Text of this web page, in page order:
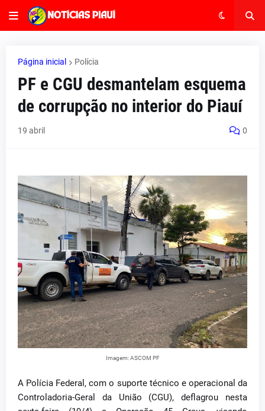
Página inicial Polícia
PF e CGU desmantelam esquema
de corrupção no interior do Piauí
19 abril 0
Imagem: ASCOM PF
A Polícia Federal, com o suporte técnico e operacional da
Controladoria-Geral da União (CGU), deflagrou nesta